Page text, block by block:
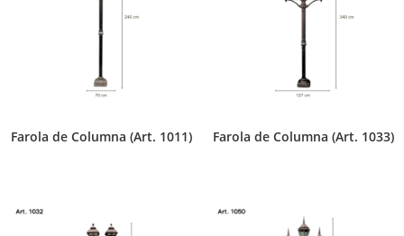
Farola de Columna (Art. 1011) Farola de Columna (Art. 1033)